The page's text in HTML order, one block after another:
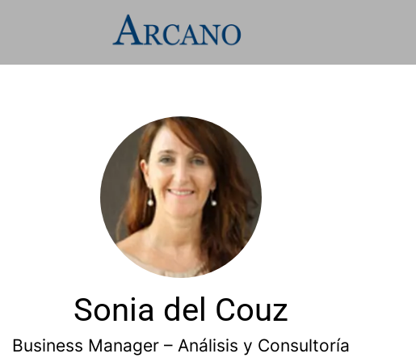
Sonia del Couz
Business Manager – Análisis y Consultoría